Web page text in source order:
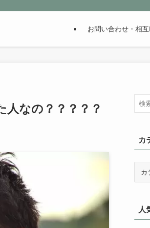
る魅惑の世界を探求しよう。歴史が苦手な人も魅了
お問い合わせ・相
人なの？？？？？
カ
人